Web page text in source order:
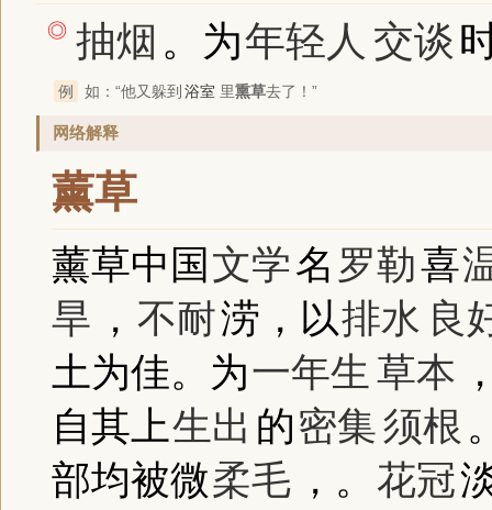
◎ 抽烟 。为年轻人 交谈
例 如：“他又躲到 浴室 里熏草去了！”
网络解释
薰草
薰草中国 文学名 罗勒喜
旱 ， 不耐涝，以排水 良
土为佳。为一年生 草本
自其上生出 的密集须根
部均被微柔毛 ，。 花冠